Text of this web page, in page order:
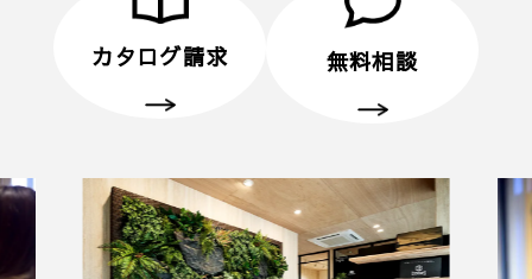
・プレゼントは、1名様（1家族様）1回限りとさせ
・未成年者様のみのご来場は対象外とさせていただ
■ 個人情報の取り扱いについて
・ご入力いただきました情報は「プライバシーポリ
」に従って取り扱われます。
カタログ請求 無料相談